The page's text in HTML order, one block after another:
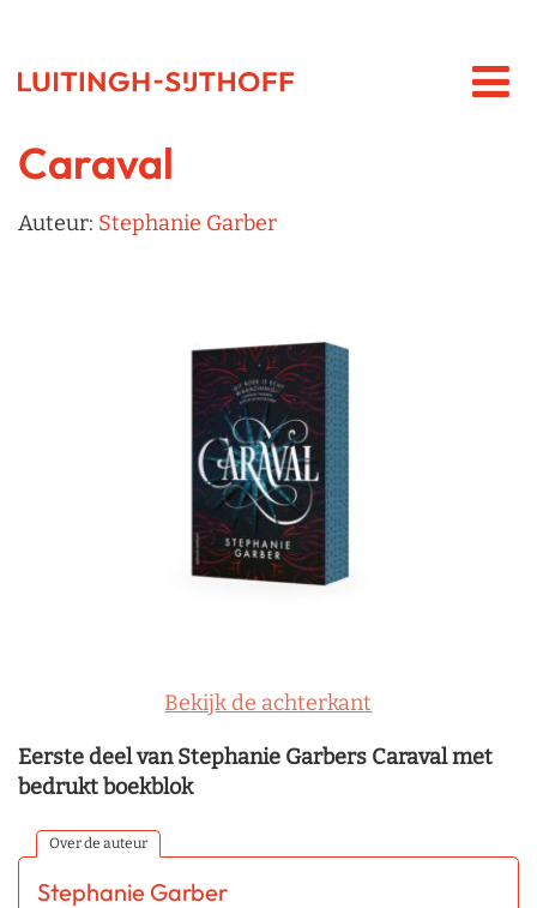
Caraval
Auteur: Stephanie Garber
Bekijk de achterkant
Eerste deel van Stephanie Garbers Caraval met
bedrukt boekblok
Over de auteur
Stephanie Garber